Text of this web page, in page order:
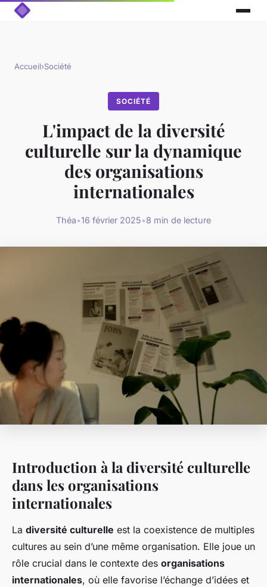
Accueil›Société
SOCIÉTÉ
L'impact de la diversité
culturelle sur la dynamique
des organisations
internationales
Théa•16 février 2025•8 min de lecture
Introduction à la diversité culturelle
dans les organisations
internationales
La diversité culturelle est la coexistence de multiples
cultures au sein d’une même organisation. Elle joue un
rôle crucial dans le contexte des organisations
internationales, où elle favorise l’échange d’idées et